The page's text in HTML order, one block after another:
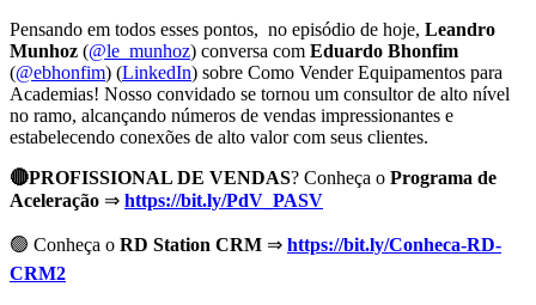
Pensando em todos esses pontos, no episódio de hoje, Leandro
Munhoz (@le_munhoz) conversa com Eduardo Bhonfim
(@ebhonfim) (LinkedIn) sobre Como Vender Equipamentos para
Academias! Nosso convidado se tornou um consultor de alto nível
no ramo, alcançando números de vendas impressionantes e
estabelecendo conexões de alto valor com seus clientes.
🔴PROFISSIONAL DE VENDAS? Conheça o Programa de
Aceleração ⇒ https://bit.ly/PdV_PASV
🟢 Conheça o RD Station CRM ⇒ https://bit.ly/Conheca-RD-
CRM2